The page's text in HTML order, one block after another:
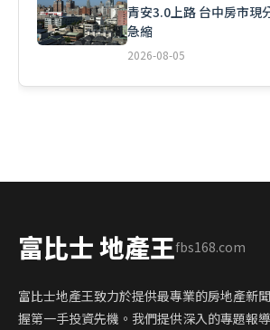
青安3.0上路 台中房市現
急縮
2026-08-05
富比士 地產王fbs168.com
富比士地產王致力於提供最專業的房地產新
握第一手投資先機。我們提供深入的專題報